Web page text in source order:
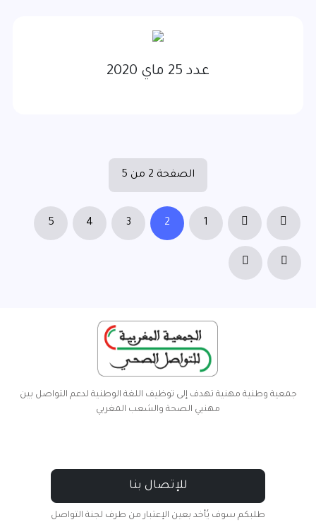
عدد 25 ماي 2020
الصفحة 2 من 5
1
2
3
4
5
جمعية وطنية مهنية تهدف إلى توظيف اللغة الوطنية لدعم التواصل بين
مهنيي الصحة والشعب المغربي
للإتصال بنا
طلبكم سوف يُأخد بعين الإعتبار من طرف لجنة التواصل